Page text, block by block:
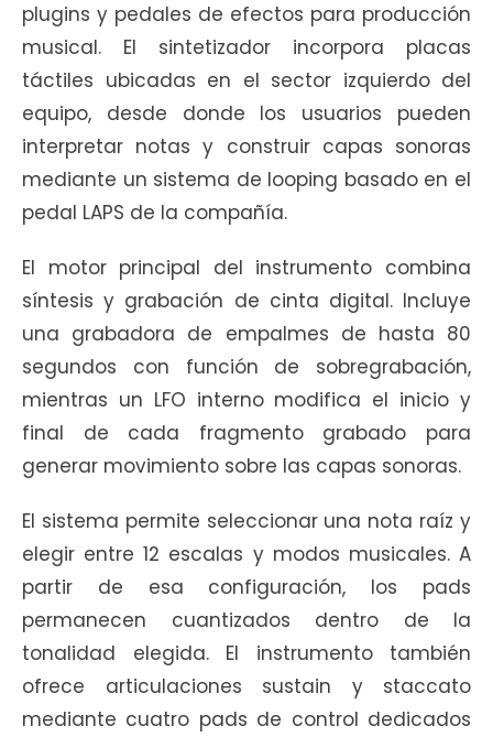
plugins y pedales de efectos para producción
musical. El sintetizador incorpora placas
táctiles ubicadas en el sector izquierdo del
equipo, desde donde los usuarios pueden
interpretar notas y construir capas sonoras
mediante un sistema de looping basado en el
pedal LAPS de la compañía.
El motor principal del instrumento combina
síntesis y grabación de cinta digital. Incluye
una grabadora de empalmes de hasta 80
segundos con función de sobregrabación,
mientras un LFO interno modifica el inicio y
final de cada fragmento grabado para
generar movimiento sobre las capas sonoras.
El sistema permite seleccionar una nota raíz y
elegir entre 12 escalas y modos musicales. A
partir de esa configuración, los pads
permanecen cuantizados dentro de la
tonalidad elegida. El instrumento también
ofrece articulaciones sustain y staccato
mediante cuatro pads de control dedicados